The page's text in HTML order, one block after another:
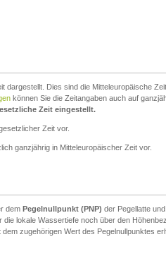
Dies sind die Mitteleuropäische
können Sie die Zeitangaben auch auf
Zeit eingestellt.
Zeit vor.
ganzjährig in Mitteleuropäischer Zeit vor.
dem Pegelnullpunkt (PNP) der Pegellatte
lokale Wassertiefe noch über den
zugehörigen Wert des Pegelnullpunktes